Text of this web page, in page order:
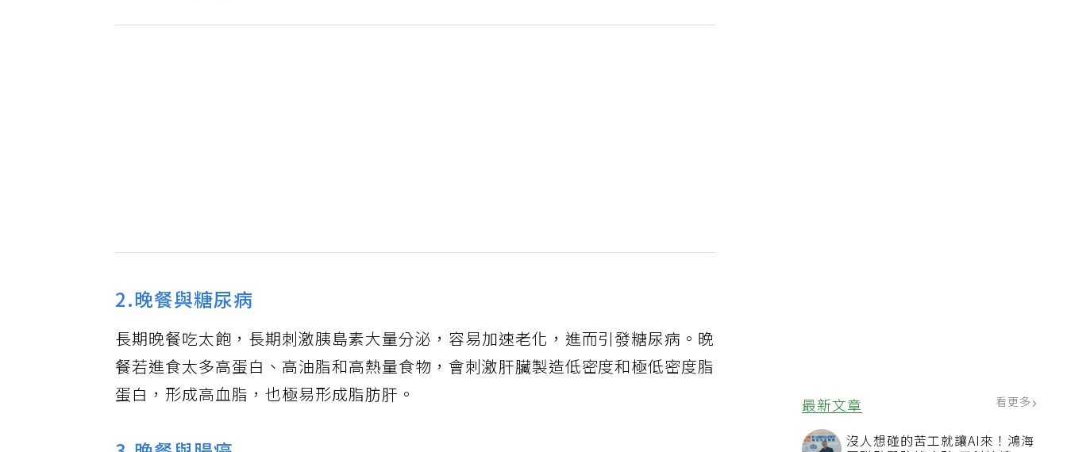
2.晚餐與糖尿病
長期晚餐吃太飽，長期刺激胰島素大量分泌，容易加速老化，進而引發糖尿病。晚
餐若進食太多高蛋白、高油脂和高熱量食物，會刺激肝臟製造低密度和極低密度脂
蛋白，形成高血脂，也極易形成脂肪肝。